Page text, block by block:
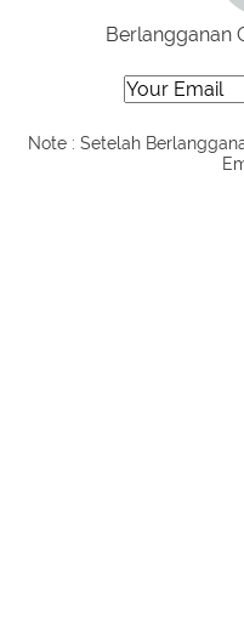
Berlangganan
Note : Setelah